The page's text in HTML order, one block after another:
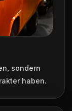
sondern
haben.